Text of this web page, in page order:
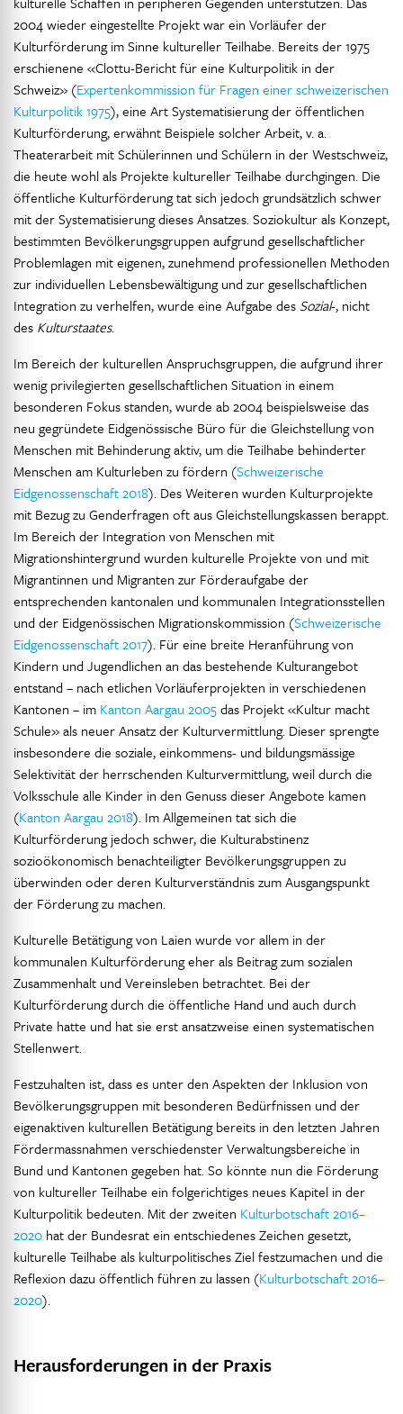
2004 wieder eingestellte Projekt war ein Vorläufer der
Kulturförderung im Sinne kultureller Teilhabe. Bereits der 1975
erschienene «Clottu-Bericht für eine Kulturpolitik in der
Schweiz» (Expertenkommission für Fragen einer schweizerischen
Kulturpolitik 1975), eine Art Systematisierung der öffentlichen
Kulturförderung, erwähnt Beispiele solcher Arbeit, v. a.
Theaterarbeit mit Schülerinnen und Schülern in der Westschweiz,
die heute wohl als Projekte kultureller Teilhabe durchgingen. Die
öffentliche Kulturförderung tat sich jedoch grundsätzlich schwer
mit der Systematisierung dieses Ansatzes. Soziokultur als Konzept,
bestimmten Bevölkerungsgruppen aufgrund gesellschaftlicher
Problemlagen mit eigenen, zunehmend professionellen Methoden
zur individuellen Lebensbewältigung und zur gesellschaftlichen
Integration zu verhelfen, wurde eine Aufgabe des Sozial-, nicht
des Kulturstaates.
Im Bereich der kulturellen Anspruchsgruppen, die aufgrund ihrer
wenig privilegierten gesellschaftlichen Situation in einem
besonderen Fokus standen, wurde ab 2004 beispielsweise das
neu gegründete Eidgenössische Büro für die Gleichstellung von
Menschen mit Behinderung aktiv, um die Teilhabe behinderter
Menschen am Kulturleben zu fördern (Schweizerische
Eidgenossenschaft 2018). Des Weiteren wurden Kulturprojekte
mit Bezug zu Genderfragen oft aus Gleichstellungskassen berappt.
Im Bereich der Integration von Menschen mit
Migrationshintergrund wurden kulturelle Projekte von und mit
Migrantinnen und Migranten zur Förderaufgabe der
entsprechenden kantonalen und kommunalen Integrationsstellen
und der Eidgenössischen Migrationskommission (Schweizerische
Eidgenossenschaft 2017). Für eine breite Heranführung von
Kindern und Jugendlichen an das bestehende Kulturangebot
entstand – nach etlichen Vorläuferprojekten in verschiedenen
Kantonen – im Kanton Aargau 2005das Projekt «Kultur macht
Schule» als neuer Ansatz der Kulturvermittlung. Dieser sprengte
insbesondere die soziale, einkommens- und bildungsmässige
Selektivität der herrschenden Kulturvermittlung, weil durch die
Volksschule alle Kinder in den Genuss dieser Angebote kamen
(Kanton Aargau 2018). Im Allgemeinen tat sich die
Kulturförderung jedoch schwer, die Kulturabstinenz
sozioökonomisch benachteiligter Bevölkerungsgruppen zu
überwinden oder deren Kulturverständnis zum Ausgangspunkt
der Förderung zu machen.
Kulturelle Betätigung von Laien wurde vor allem in der
kommunalen Kulturförderung eher als Beitrag zum sozialen
Zusammenhalt und Vereinsleben betrachtet. Bei der
Kulturförderung durch die öffentliche Hand und auch durch
Private hatte und hat sie erst ansatzweise einen systematischen
Stellenwert.
Festzuhalten ist, dass es unter den Aspekten der Inklusion von
Bevölkerungsgruppen mit besonderen Bedürfnissen und der
eigenaktiven kulturellen Betätigung bereits in den letzten Jahren
Fördermassnahmen verschiedenster Verwaltungsbereiche in
Bund und Kantonen gegeben hat. So könnte nun die Förderung
von kultureller Teilhabe ein folgerichtiges neues Kapitel in der
Kulturpolitik bedeuten. Mit der zweiten Kulturbotschaft 2016–
2020 hat der Bundesrat ein entschiedenes Zeichen gesetzt,
kulturelle Teilhabe als kulturpolitisches Ziel festzumachen und die
Reflexion dazu öffentlich führen zu lassen (Kulturbotschaft 2016–
2020).
Herausforderungen in der Praxis